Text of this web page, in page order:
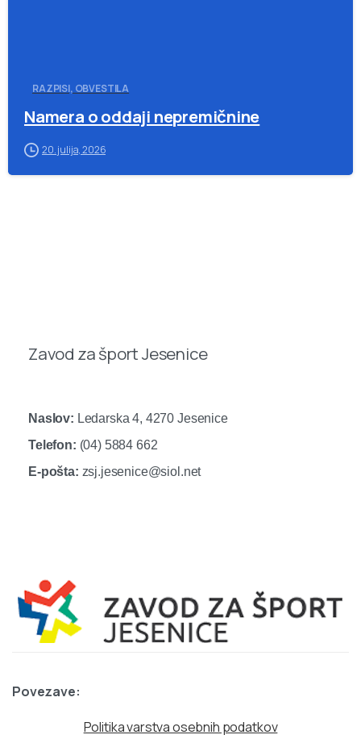
RAZPISI, OBVESTILA
Namera o oddaji nepremičnine
20. julija, 2026
Zavod za šport Jesenice
Naslov: Ledarska 4, 4270 Jesenice
Telefon: (04) 5884 662
E-pošta: zsj.jesenice@siol.net
Povezave:
Politika varstva osebnih podatkov